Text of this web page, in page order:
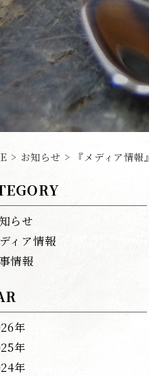
> お知らせ > 『メディア情報』
らせ
ィア情報
情報
年
年
年